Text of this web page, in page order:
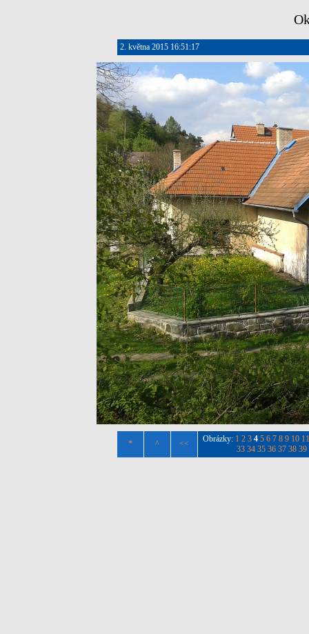
2. května 2015 16:51:17
* ^ << Obrázky: 1 2 3 4 5 6 7 8 9 10 11
33 34 35 36 37 38 39